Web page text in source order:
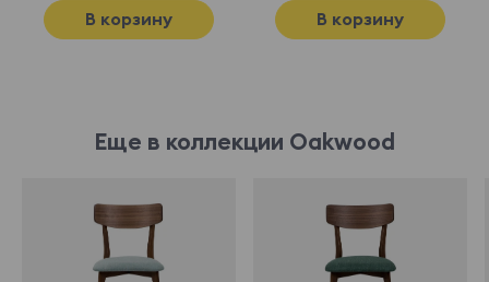
В корзину В корзину
Еще в коллекции Oakwood